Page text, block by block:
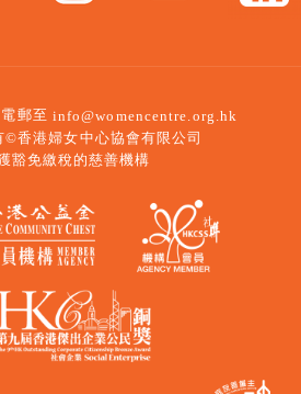
郵至 info@womencentre.org.hk
©香港婦女中心協會有限公司
豁免繳稅的慈善機構